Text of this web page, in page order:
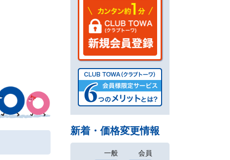
新着・価格変更情報
一般 会員